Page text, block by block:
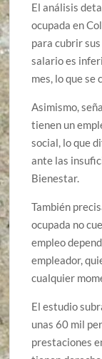
El análisis
ocupada en
para cubrir
salario es
mes, lo que
Asimismo,
tienen un
social, lo que
ante las
Bienestar.
También
ocupada no
empleo
empleador,
cualquier
El estudio
unas 60 mil
prestaciones